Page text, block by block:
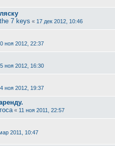
7 keys « 17 дек 2012, 10:46
ноя 2012, 22:37
ноя 2012, 16:30
ноя 2012, 19:37
« 11 ноя 2011, 22:57
2011, 10:47